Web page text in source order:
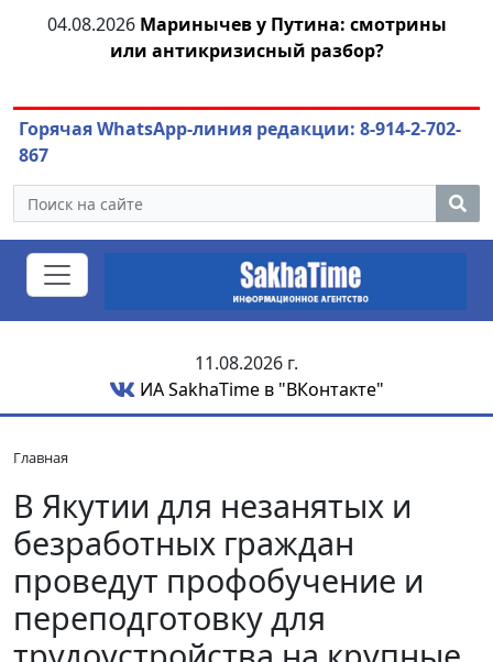
04.08.2026 Маринычев у Путина: смотрины
или антикризисный разбор?
Горячая WhatsApp-линия редакции: 8-914-2-702-
867
11.08.2026 г.
ИА SakhaTime в "ВКонтакте"
Главная
В Якутии для незанятых и
безработных граждан
проведут профобучение и
переподготовку для